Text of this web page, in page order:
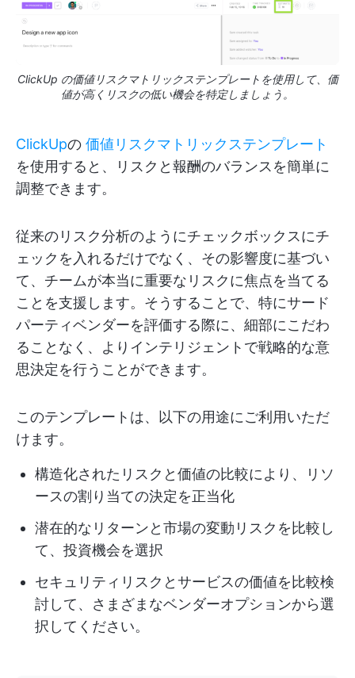
ClickUp の価値リスクマトリックステンプレートを使用して、価
値が高くリスクの低い機会を特定しましょう。
ClickUpの 価値リスクマトリックステンプレート
を使用すると、リスクと報酬のバランスを簡単に
調整できます。
従来のリスク分析のようにチェックボックスにチ
ェックを入れるだけでなく、その影響度に基づい
て、チームが本当に重要なリスクに焦点を当てる
ことを支援します。そうすることで、特にサード
パーティベンダーを評価する際に、細部にこだわ
ることなく、よりインテリジェントで戦略的な意
思決定を行うことができます。
このテンプレートは、以下の用途にご利用いただ
けます。
構造化されたリスクと価値の比較により、リソ
ースの割り当ての決定を正当化
潜在的なリターンと市場の変動リスクを比較し
て、投資機会を選択
セキュリティリスクとサービスの価値を比較検
討して、さまざまなベンダーオプションから選
択してください。